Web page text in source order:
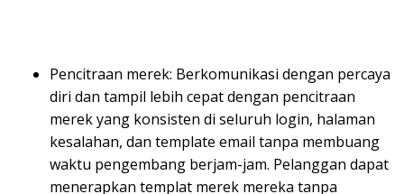
Pencitraan merek: Berkomunikasi dengan percaya
diri dan tampil lebih cepat dengan pencitraan
merek yang konsisten di seluruh login, halaman
kesalahan, dan template email tanpa membuang
waktu pengembang berjam-jam. Pelanggan dapat
menerapkan templat merek mereka tanpa